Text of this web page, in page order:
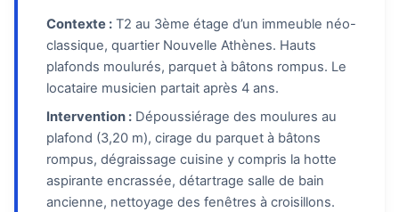
Contexte : T2 au 3ème étage d’un immeuble néo-
classique, quartier Nouvelle Athènes. Hauts
plafonds moulurés, parquet à bâtons rompus. Le
locataire musicien partait après 4 ans.
Intervention : Dépoussiérage des moulures au
plafond (3,20 m), cirage du parquet à bâtons
rompus, dégraissage cuisine y compris la hotte
aspirante encrassée, détartrage salle de bain
ancienne, nettoyage des fenêtres à croisillons.